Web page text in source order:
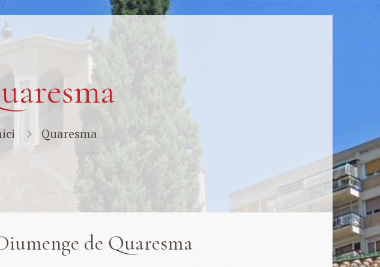
Quaresma
de Quaresma